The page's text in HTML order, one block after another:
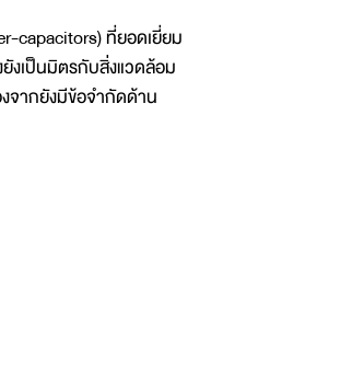
capacitors) ที่ยอดเยี่ยม
งเป็นมิตรกับสิ่งแวดล้อม
จากยังมีข้อจำกัดด้าน